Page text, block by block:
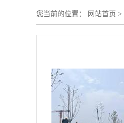
您当前的位置： 网站首页 >